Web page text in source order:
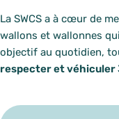
La SWCS a à cœur de
wallons et wallonnes
objectif au quotidien,
respecter et véhiculer